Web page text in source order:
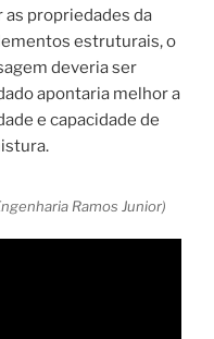
propriedades da
estruturais, o
deveria ser
apontaria melhor a
e capacidade de
Ramos Junior)